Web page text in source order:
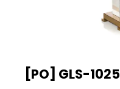
[PO] GLS-1025